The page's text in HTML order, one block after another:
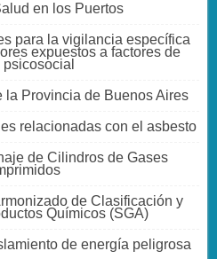
en los Puertos
para la vigilancia específica
expuestos a factores de
la Provincia de Buenos Aires
relacionadas con el asbesto
de Cilindros de Gases
de Clasificación y
Químicos (SGA)
de energía peligrosa